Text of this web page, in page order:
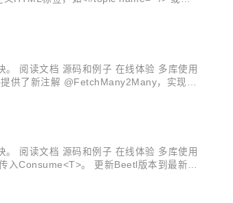
阅读文档 源码和例子 在线体验 多库使用
供了新注解 @FetchMany2Many，实现类
阅读文档 源码和例子 在线体验 多库使用
Consume<T>。 更新Beetl版本到最新的